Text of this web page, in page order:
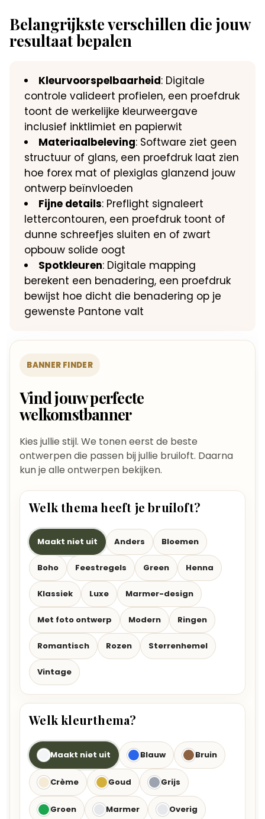
Belangrijkste verschillen die jouw
resultaat bepalen
Kleurvoorspelbaarheid: Digitale
controle valideert profielen, een proefdruk
toont de werkelijke kleurweergave
inclusief inktlimiet en papierwit
Materiaalbeleving: Software ziet geen
structuur of glans, een proefdruk laat zien
hoe forex mat of plexiglas glanzend jouw
ontwerp beïnvloeden
Fijne details: Preflight signaleert
lettercontouren, een proefdruk toont of
dunne schreefjes sluiten en of zwart
opbouw solide oogt
Spotkleuren: Digitale mapping
berekent een benadering, een proefdruk
bewijst hoe dicht die benadering op je
gewenste Pantone valt
BANNER FINDER
Vind jouw perfecte
welkomstbanner
Kies jullie stijl. We tonen eerst de beste
ontwerpen die passen bij jullie bruiloft. Daarna
kun je alle ontwerpen bekijken.
Welk thema heeft je bruiloft?
Maakt niet uit Anders Bloemen
Boho Feestregels Green Henna
Klassiek Luxe Marmer-design
Met foto ontwerp Modern Ringen
Romantisch Rozen Sterrenhemel
Vintage
Welk kleurthema?
Maakt niet uit Blauw Bruin
Crème Goud Grijs
Groen Marmer Overig